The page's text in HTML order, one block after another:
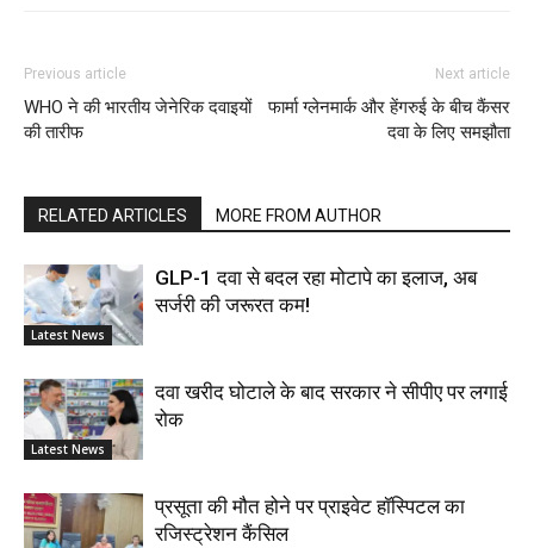
Previous article
WHO ने की भारतीय जेनेरिक दवाइयों
की तारीफ
Next article
फार्मा ग्लेनमार्क और हेंगरुई के बीच कैंसर
दवा के लिए समझौता
RELATED ARTICLES MORE FROM AUTHOR
Latest News
GLP-1 दवा से बदल रहा मोटापे का इलाज, अब
सर्जरी की जरूरत कम!
Latest News
दवा खरीद घोटाले के बाद सरकार ने सीपीए पर लगाई
रोक
प्रसूता की मौत होने पर प्राइवेट हॉस्पिटल का
रजिस्ट्रेशन कैंसिल